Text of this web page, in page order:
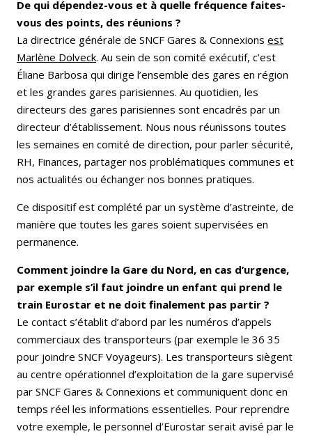
De qui dépendez-vous et à quelle fréquence faites-
vous des points, des réunions ?
La directrice générale de SNCF Gares & Connexions est
Marlène Dolveck. Au sein de son comité exécutif, c’est
Éliane Barbosa qui dirige l’ensemble des gares en région
et les grandes gares parisiennes. Au quotidien, les
directeurs des gares parisiennes sont encadrés par un
directeur d’établissement. Nous nous réunissons toutes
les semaines en comité de direction, pour parler sécurité,
RH, Finances, partager nos problématiques communes et
nos actualités ou échanger nos bonnes pratiques.
Ce dispositif est complété par un système d’astreinte, de
manière que toutes les gares soient supervisées en
permanence.
Comment joindre la Gare du Nord, en cas d’urgence,
par exemple s’il faut joindre un enfant qui prend le
train Eurostar et ne doit finalement pas partir ?
Le contact s’établit d’abord par les numéros d’appels
commerciaux des transporteurs (par exemple le 36 35
pour joindre SNCF Voyageurs). Les transporteurs siègent
au centre opérationnel d’exploitation de la gare supervisé
par SNCF Gares & Connexions et communiquent donc en
temps réel les informations essentielles. Pour reprendre
votre exemple, le personnel d’Eurostar serait avisé par le